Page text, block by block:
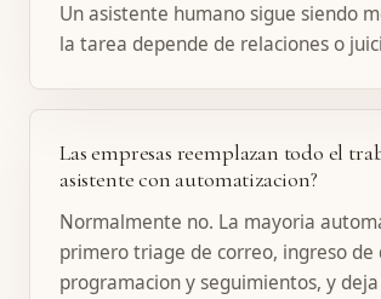
Un asistente humano sigue siendo
la tarea depende de relaciones o
Las empresas reemplazan todo el
asistente con automatizacion?
Normalmente no. La mayoria
primero triage de correo, ingreso de
programacion y seguimientos, y